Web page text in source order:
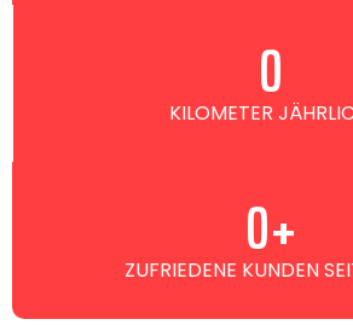
KILOMETER
0
ZUFRIEDENE KUNDEN
0+